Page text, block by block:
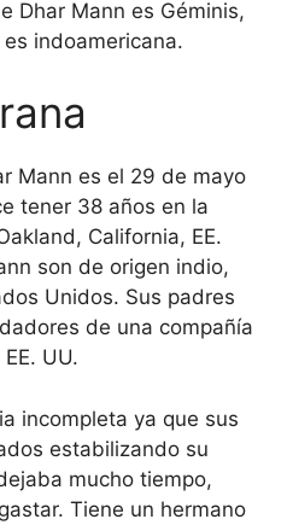
Dhar Mann es Géminis,
indoamericana.
Mann es el 29 de mayo
tener 38 años en la
California, EE.
son de origen indio,
Unidos. Sus padres
de una compañía
UU.
incompleta ya que sus
estabilizando su
mucho tiempo,
Tiene un hermano